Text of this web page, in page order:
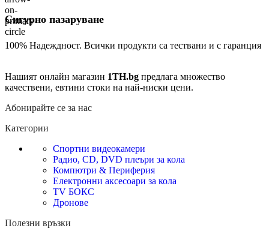
Сигурно пазаруване
100% Надеждност. Всички продукти са тествани и с гаранция
Нашият онлайн магазин 1TH.bg предлага множество
качествени, евтини стоки на най-ниски цени.
Абонирайте се за нас
Категории
Спортни видеокамери
Радио, CD, DVD плеъри за кола
Компютри & Периферия
Електронни аксесоари за кола
TV БОКС
Дронове
Полезни връзки